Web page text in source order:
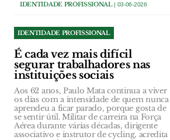
IDENTIDADE PROFISSIONAL| 03-06-2026
IDENTIDADE PROFISSIONAL
É cada vez mais difícil
segurar trabalhadores nas
instituições sociais
Aos 62 anos, Paulo Mata continua a viver
os dias com a intensidade de quem nunca
aprendeu a ficar parado, porque gosta de
se sentir útil. Militar de carreira na Força
Aérea durante várias décadas, dirigente
associativo e instrutor de cycling, acredita